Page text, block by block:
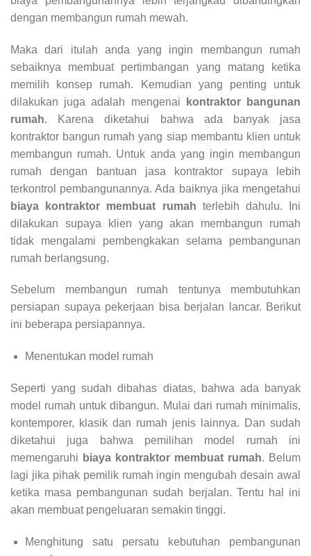
dengan membangun rumah mewah.
Maka dari itulah anda yang ingin membangun rumah
sebaiknya membuat pertimbangan yang matang ketika
memilih konsep rumah. Kemudian yang penting untuk
dilakukan juga adalah mengenai
kontraktor bangunan
rumah. Karena diketahui bahwa ada banyak jasa
kontraktor bangun rumah yang siap membantu klien untuk
membangun rumah. Untuk anda yang ingin membangun
rumah dengan bantuan jasa kontraktor supaya lebih
terkontrol pembangunannya. Ada baiknya jika mengetahui
biaya kontraktor membuat rumah terlebih dahulu. Ini
dilakukan supaya klien yang akan membangun rumah
tidak mengalami pembengkakan selama pembangunan
rumah berlangsung.
Sebelum membangun rumah tentunya membutuhkan
persiapan supaya pekerjaan bisa berjalan lancar. Berikut
ini beberapa persiapannya.
Menentukan model rumah
Seperti yang sudah dibahas diatas, bahwa ada banyak
model rumah untuk dibangun. Mulai dari rumah minimalis,
kontemporer, klasik dan rumah jenis lainnya. Dan sudah
diketahui juga bahwa pemilihan model rumah ini
memengaruhi biaya kontraktor membuat rumah. Belum
lagi jika pihak pemilik rumah ingin mengubah desain awal
ketika masa pembangunan sudah berjalan. Tentu hal ini
akan membuat pengeluaran semakin tinggi.
Menghitung satu persatu kebutuhan pembangunan